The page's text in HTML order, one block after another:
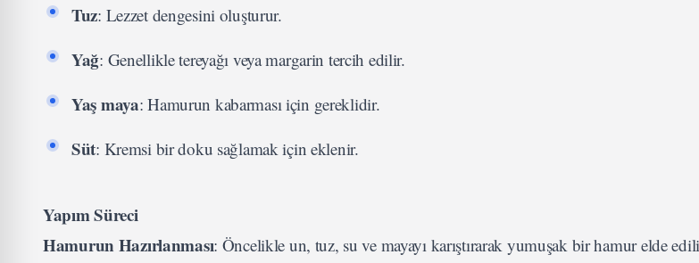
Tuz: Lezzet dengesini oluşturur.
Yağ: Genellikle tereyağı veya margarin tercih edilir.
Yaş maya: Hamurun kabarması için gereklidir.
Süt: Kremsi bir doku sağlamak için eklenir.
Yapım Süreci
Hamurun Hazırlanması: Öncelikle un, tuz, su ve mayayı karıştırarak yumuşak bir hamur elde